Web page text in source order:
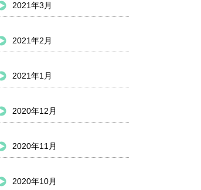
2021年3月
2021年2月
2021年1月
2020年12月
2020年11月
2020年10月